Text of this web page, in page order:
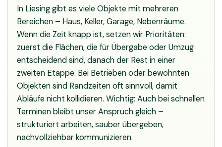
In Liesing gibt es viele Objekte mit mehreren
Bereichen – Haus, Keller, Garage, Nebenräume.
Wenn die Zeit knapp ist, setzen wir Prioritäten:
zuerst die Flächen, die für Übergabe oder Umzug
entscheidend sind, danach der Rest in einer
zweiten Etappe. Bei Betrieben oder bewohnten
Objekten sind Randzeiten oft sinnvoll, damit
Abläufe nicht kollidieren. Wichtig: Auch bei schnellen
Terminen bleibt unser Anspruch gleich –
strukturiert arbeiten, sauber übergeben,
nachvollziehbar kommunizieren.